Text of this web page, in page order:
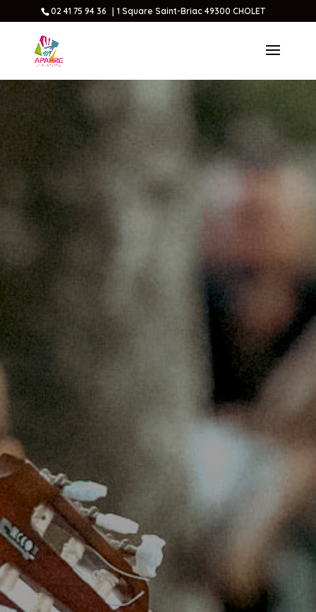
02 41 75 94 36 ｜1 Square Saint-Briac 49300 CHOLET